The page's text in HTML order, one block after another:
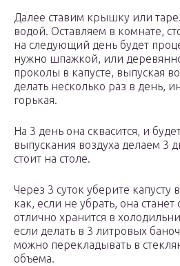
Далее ставим крышку или
водой. Оставляем в комнате,
на следующий день будет
нужно шпажкой, или
проколы в капусте, выпуская
делать несколько раз в день,
горькая.
На 3 день она сквасится, и
выпускания воздуха делаем 3
стоит на столе.
Через 3 суток уберите капусту
как, если не убрать, она
отлично хранится в
если делать в 3 литровых
можно перекладывать в
объема.